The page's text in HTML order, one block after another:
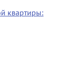
квартиры: